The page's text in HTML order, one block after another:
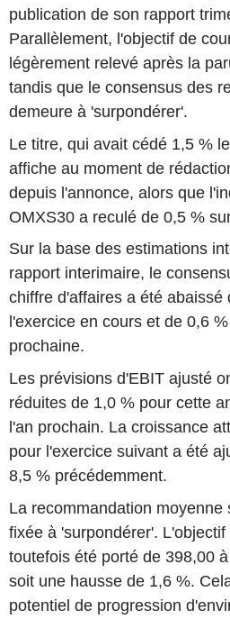
publication de son rapport
Parallèlement, l'objectif de
légèrement relevé après la
tandis que le consensus des
demeure à 'surpondérer'.
Le titre, qui avait cédé 1,5 %
affiche au moment de
depuis l'annonce, alors que
OMXS30 a reculé de 0,5 %
Sur la base des estimations
rapport interimaire, le
chiffre d'affaires a été abaissé
l'exercice en cours et de 0,6
prochaine.
Les prévisions d'EBIT ajusté
réduites de 1,0 % pour cette
l'an prochain. La croissance
pour l'exercice suivant a été
8,5 % précédemment.
La recommandation moyenne
fixée à 'surpondérer'.
toutefois été porté de 398,00
soit une hausse de 1,6 %.
potentiel de progression